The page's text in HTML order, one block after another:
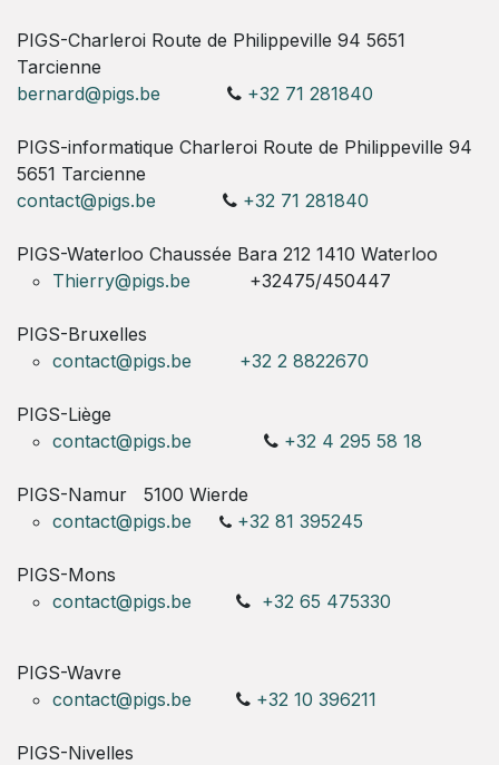
PIGS-Charleroi Route de Philippeville 94 5651
Tarcienne
bernard@pigs.be
+32 71 281840
PIGS-informatique Charleroi Route de Philippeville 94
5651 Tarcienne
contact@pigs.be
+32 71 281840
PIGS-Waterloo Chaussée Bara 212 1410 Waterloo
Thierry@pigs.be
+32475/450447
PIGS-Bruxelles
contact@pigs.be
+32 2 8822670
PIGS-Liège
contact@pigs.be
+32 4 295 58 18
PIGS-Namur
5100 Wierde
contact@pigs.be
+32 81 395245
PIGS-Mons
contact@pigs.be
+32 65 475330
PIGS-Wavre
contact@pigs.be
+32 10 396211
PIGS-Nivelles